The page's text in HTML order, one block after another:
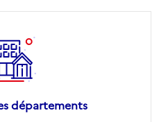
départements